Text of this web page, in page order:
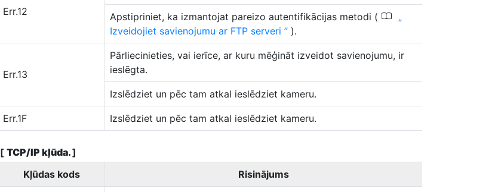
Err.12 Apstipriniet, ka izmantojat pareizo autentifikācijas metodi ( 0
Izveidojiet savienojumu ar FTP serveri ).
Err.13
Pārliecinieties, vai ierīce, ar kuru mēģināt izveidot savienojumu, ir
ieslēgta.
Izslēdziet un pēc tam atkal ieslēdziet kameru.
Err.1F Izslēdziet un pēc tam atkal ieslēdziet kameru.
[ TCP/IP kļūda.]
Kļūdas kods
Risinājums